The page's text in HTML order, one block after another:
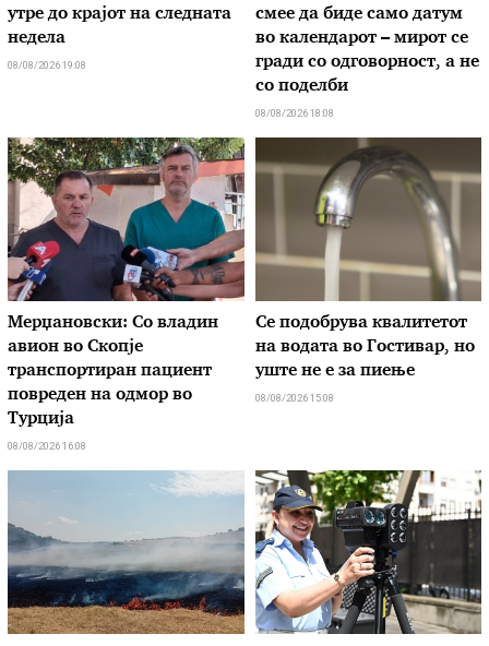
утре до крајот на следната
недела
08/08/2026 19:08
смее да биде само датум
во календарот – мирот се
гради со одговорност, а не
со поделби
08/08/2026 18:08
Мерџановски: Со владин
авион во Скопје
транспортиран пациент
повреден на одмор во
Турција
08/08/2026 16:08
Се подобрува квалитетот
на водата во Гостивар, но
уште не е за пиење
08/08/2026 15:08